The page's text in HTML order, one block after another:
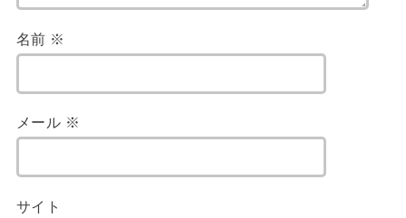
名前 ※
メール ※
サイト